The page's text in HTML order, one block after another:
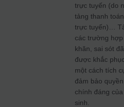
trực tuyến (do
tảng thanh toán
trực tuyến)…
các trường hợp
khăn, sai sót đã
được khắc phục
một cách tích
đảm bảo
chính đáng
sinh.